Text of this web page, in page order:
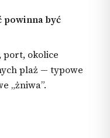
powinna być
port, okolice
plaż — typowe
„żniwa”.